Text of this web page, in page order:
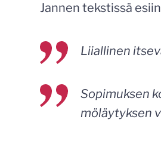
Jannen tekstissä
Liiallinen
Sopimuksen
möläytyksen